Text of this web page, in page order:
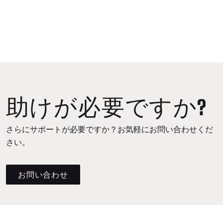
助けが必要ですか?
さらにサポートが必要ですか？お気軽にお問い合わせくだ
さい。
お問い合わせ